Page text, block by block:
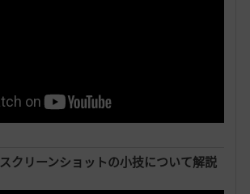
スクリーンショットの小技について解説